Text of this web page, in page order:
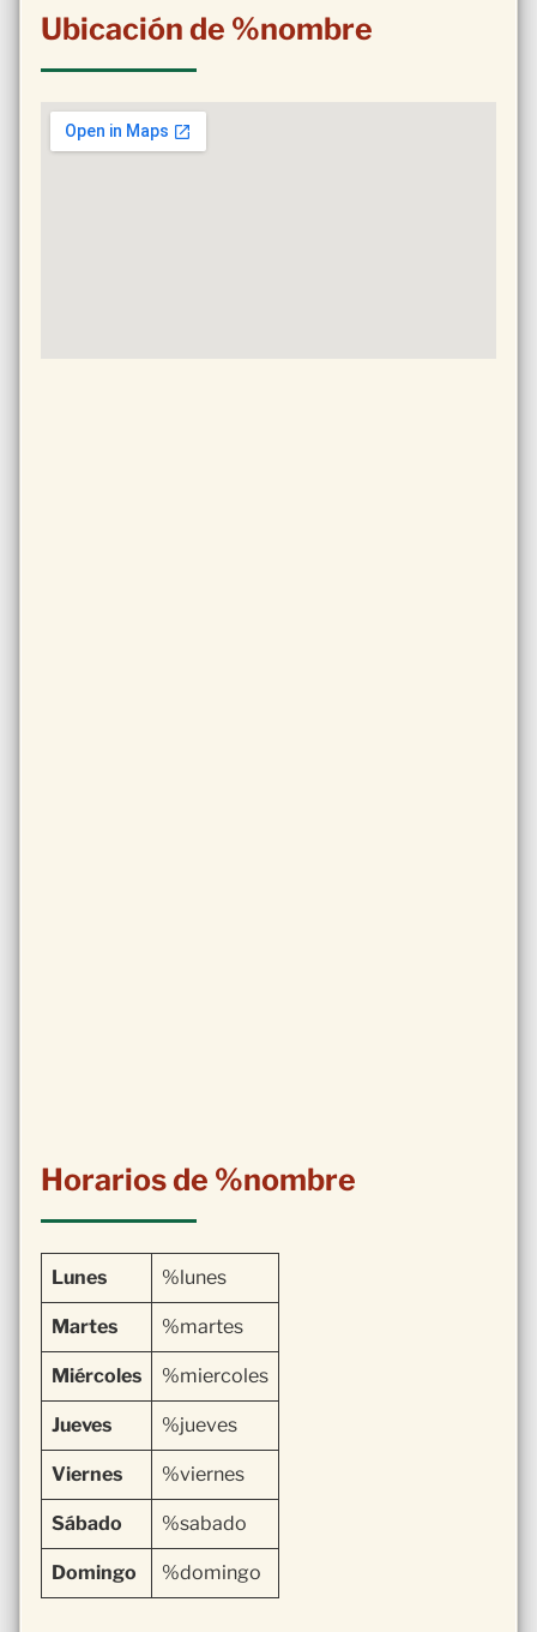
Ubicación de %nombre
Horarios de %nombre
Lunes %lunes
Martes %martes
Miércoles %miercoles
Jueves %jueves
Viernes %viernes
Sábado %sabado
Domingo %domingo